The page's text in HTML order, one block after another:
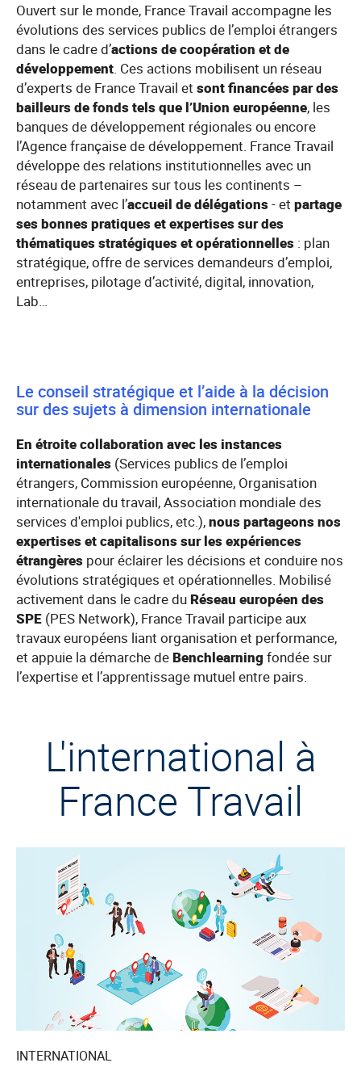
Ouvert sur le monde, France Travail accompagne les
évolutions des services publics de l’emploi étrangers
dans le cadre d’actions de coopération et de
développement. Ces actions mobilisent un réseau
d’experts de France Travail et sont financées par des
bailleurs de fonds tels que l’Union européenne, les
banques de développement régionales ou encore
l’Agence française de développement. France Travail
développe des relations institutionnelles avec un
réseau de partenaires sur tous les continents –
notamment avec l’accueil de délégations- et partage
ses bonnes pratiques et expertises sur des
thématiques stratégiques et opérationnelles : plan
stratégique, offre de services demandeurs d’emploi,
entreprises, pilotage d’activité, digital, innovation,
Lab…
Le conseil stratégique et l’aide à la décision
sur des sujets à dimension internationale
En étroite collaboration avec les instances
internationales (Services publics de l’emploi
étrangers, Commission européenne, Organisation
internationale du travail, Association mondiale des
services d'emploi publics, etc.),nous partageons nos
expertises et capitalisons sur les expériences
étrangères pour éclairer les décisions et conduire nos
évolutions stratégiques et opérationnelles. Mobilisé
activement dans le cadre du Réseau européen des
SPE (PES Network), France Travail participe aux
travaux européens liant organisation et performance,
et appuie la démarche de Benchlearning fondée sur
l’expertise et l’apprentissage mutuel entre pairs.
L'international à
France Travail
INTERNATIONAL